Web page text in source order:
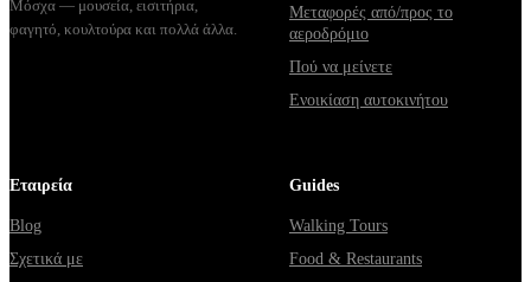
Μόσχα — μουσεία, εισιτήρια,
φαγητό, κουλτούρα και πολλά άλλα.
Μεταφορές από/προς το
αεροδρόμιο
Πού να μείνετε
Ενοικίαση αυτοκινήτου
Εταιρεία
Blog
Σχετικά με
Guides
Walking Tours
Food & Restaurants